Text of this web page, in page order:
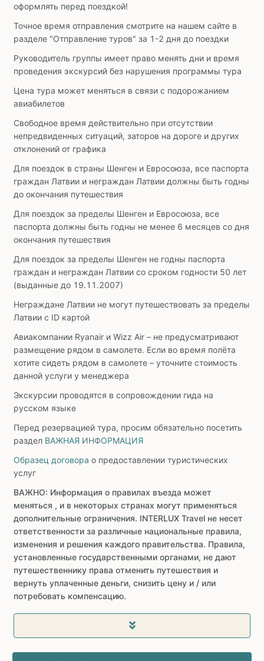
оформлять перед поездкой!
Точное время отправления смотрите на нашем сайте в
разделе "Отправление туров" за 1-2 дня до поездки
Руководитель группы имеет право менять дни и время
проведения экскурсий без нарушения программы тура
Цена тура может меняться в связи с подорожанием
авиабилетов
Свободное время действительно при отсутствии
непредвиденных ситуаций, заторов на дороге и других
отклонений от графика
Для поездок в страны Шенген и Евросоюза, все паспорта
граждан Латвии и неграждан Латвии должны быть годны
до окончания путешествия
Для поездок за пределы Шенген и Евросоюза, все
паспорта должны быть годны не менее 6 месяцев со дня
окончания путешествия
Для поездок за пределы Шенген не годны паспорта
граждан и неграждан Латвии со сроком годности 50 лет
(выданные до 19.11.2007)
Неграждане Латвии не могут путешествовать за пределы
Латвии с ID картой
Авиакомпании Ryanair и Wizz Air – не предусматривают
размещение рядом в самолете. Если во время полёта
хотите сидеть рядом в самолете – уточните стоимость
данной услуги у менеджера
Экскурсии проводятся в сопровождении гида на
русском языке
Перед резервацией тура, просим обязательно посетить
раздел ВАЖНАЯ ИНФОРМАЦИЯ
Образец договора о предоставлении туристических
услуг
ВАЖНО: Информация о правилах въезда может
меняться , и в некоторых странах могут применяться
дополнительные ограничения. INTERLUX Travel не несет
ответственности за различные национальные правила,
изменения и решения каждого правительства. Правила,
установленные государственными органами, не дают
путешественнику права отменить путешествия и
вернуть уплаченные деньги, снизить цену и / или
потребовать компенсацию.